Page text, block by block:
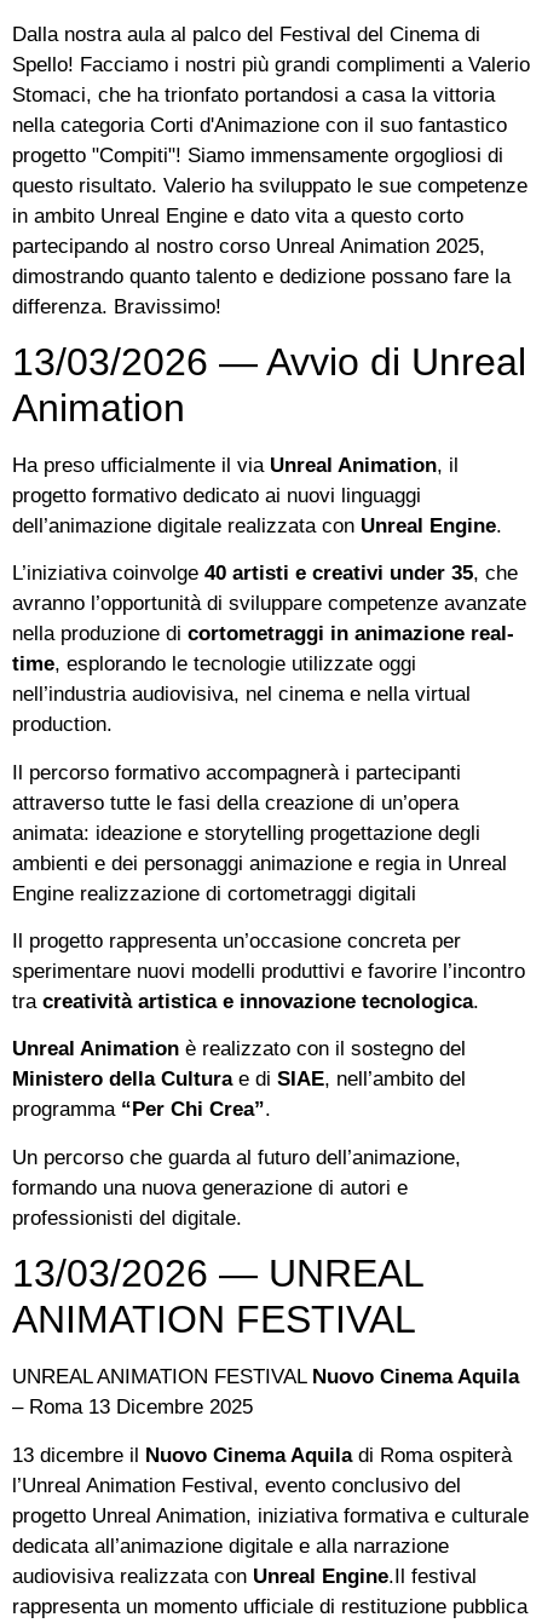
Dalla nostra aula al palco del Festival del Cinema di
Spello! Facciamo i nostri più grandi complimenti a Valerio
Stomaci, che ha trionfato portandosi a casa la vittoria
nella categoria Corti d'Animazione con il suo fantastico
progetto "Compiti"! Siamo immensamente orgogliosi di
questo risultato. Valerio ha sviluppato le sue competenze
in ambito Unreal Engine e dato vita a questo corto
partecipando al nostro corso Unreal Animation 2025,
dimostrando quanto talento e dedizione possano fare la
differenza. Bravissimo!
13/03/2026 — Avvio di Unreal
Animation
Ha preso ufficialmente il via Unreal Animation, il
progetto formativo dedicato ai nuovi linguaggi
dell’animazione digitale realizzata con Unreal Engine.
L’iniziativa coinvolge 40 artisti e creativi under 35, che
avranno l’opportunità di sviluppare competenze avanzate
nella produzione di cortometraggi in animazione real-
time, esplorando le tecnologie utilizzate oggi
nell’industria audiovisiva, nel cinema e nella virtual
production.
Il percorso formativo accompagnerà i partecipanti
attraverso tutte le fasi della creazione di un’opera
animata: ideazione e storytelling progettazione degli
ambienti e dei personaggi animazione e regia in Unreal
Engine realizzazione di cortometraggi digitali
Il progetto rappresenta un’occasione concreta per
sperimentare nuovi modelli produttivi e favorire l’incontro
tra creatività artistica e innovazione tecnologica.
Unreal Animation è realizzato con il sostegno del
Ministero della Culturae di SIAE, nell’ambito del
programma “Per Chi Crea”.
Un percorso che guarda al futuro dell’animazione,
formando una nuova generazione di autori e
professionisti del digitale.
13/03/2026 — UNREAL
ANIMATION FESTIVAL
UNREAL ANIMATION FESTIVAL Nuovo Cinema Aquila
– Roma 13 Dicembre 2025
13 dicembre il Nuovo Cinema Aquiladi Roma ospiterà
l’Unreal Animation Festival, evento conclusivo del
progetto Unreal Animation, iniziativa formativa e culturale
dedicata all’animazione digitale e alla narrazione
audiovisiva realizzata con Unreal Engine.Il festival
rappresenta un momento ufficiale di restituzione pubblica